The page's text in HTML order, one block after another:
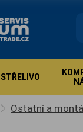
STŘELIVO
Ostatní a